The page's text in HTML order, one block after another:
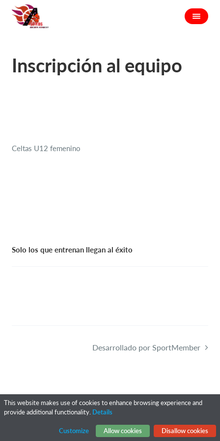
Inscripción al equipo
Celtas U12 femenino
Solo los que entrenan llegan al éxito
Desarrollado por SportMember
This website makes use of cookies to enhance browsing experience and
provide additional functionality. Details
Disallow cookies
Allow cookies
Customize